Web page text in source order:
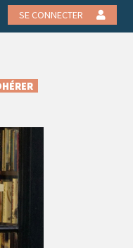
SE CONNECTER